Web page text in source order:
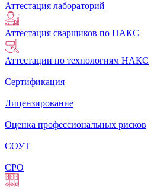
Аттестация лабораторий
Аттестация сварщиков по НАКС
Аттестации по технологиям НАКС
Сертификация
Лицензирование
Оценка профессиональных рисков
СОУТ
СРО